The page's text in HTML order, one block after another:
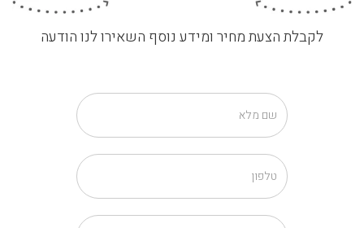
לקבלת הצעת מחיר ומידע נוסף השאירו לנו הודעה